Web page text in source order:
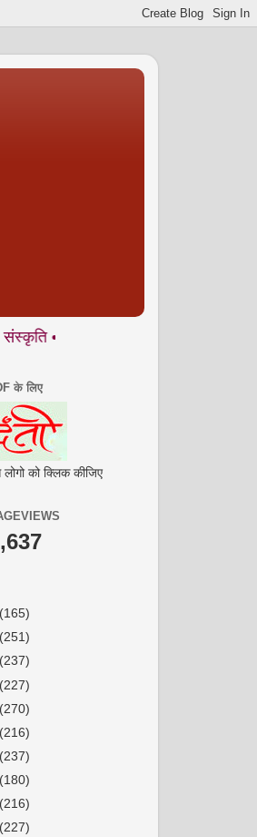
आदि से जुड़े ज्वलंत मुद्दों पर
के लिए
को क्लिक कीजिए
(165)
(251)
(237)
(227)
(270)
(216)
(237)
(180)
(216)
(227)